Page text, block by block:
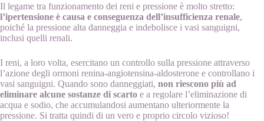
Il legame tra funzionamento dei reni e pressione è molto stretto:
l’ipertensione è causa e conseguenza dell’insufficienza renale,
poiché la pressione alta danneggia e indebolisce i vasi sanguigni,
inclusi quelli renali.
I reni, a loro volta, esercitano un controllo sulla pressione attraverso
l’azione degli ormoni renina-angiotensina-aldosterone e controllano i
vasi sanguigni. Quando sono danneggiati, non riescono più ad
eliminare alcune sostanze di scarto e a regolare l’eliminazione di
acqua e sodio, che accumulandosi aumentano ulteriormente la
pressione. Si tratta quindi di un vero e proprio circolo vizioso!